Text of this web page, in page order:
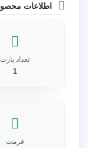
اطلاعات
تعداد پارت
1
فرمت